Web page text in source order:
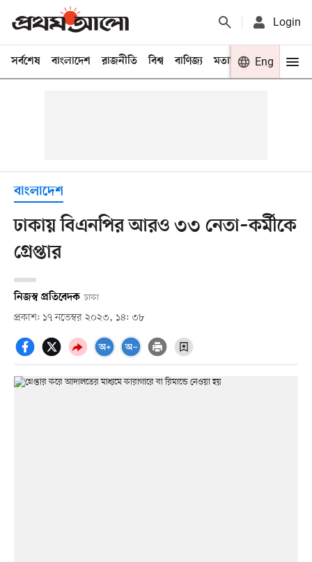
Login
সর্বশেষ বাংলাদেশ রাজনীতি বিশ্ব বাণিজ্য মতামত খেলা
Eng
বাংলাদেশ
ঢাকায় বিএনপির আরও ৩৩ নেতা–কর্মীকে
গ্রেপ্তার
নিজস্ব প্রতিবেদক ঢাকা
প্রকাশ: ১৭ নভেম্বর ২০২৩, ১৪: ৩৮